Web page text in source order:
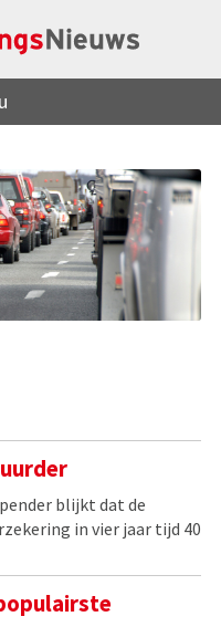
blijkt dat de
in vier jaar tijd 40